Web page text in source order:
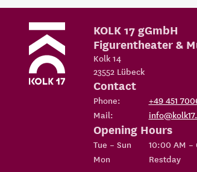
KOLK 17 gGmbH
Figurentheater &
Kolk 14
23552 Lübeck
Contact
Phone:
+49 451
Mail:
Opening Hours
Tue – Sun
10:00 AM –
Mon
Restday